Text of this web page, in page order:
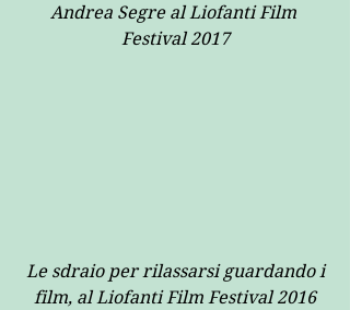
Andrea Segre al Liofanti Film
Festival 2017
film, al Liofanti Film Festival 2016